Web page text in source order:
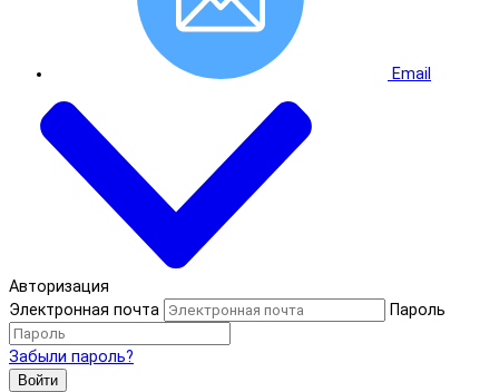
Email
Авторизация
Электронная почта
Пароль
Забыли пароль?
Войти